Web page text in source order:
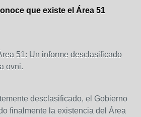
que existe el Área 51
51: Un informe desclasificado
ovni.
desclasificado, el Gobierno
finalmente la existencia del Área